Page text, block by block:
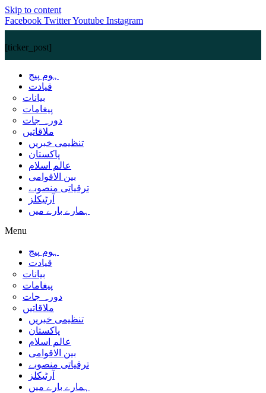
Skip to content
Facebook TwitterYoutube Instagram
[ticker_post]
ہوم پیج
قیادت
بیانات
پیغامات
دورہ جات
ملاقاتیں
تنظیمی خبریں
پاکستان
عالم اسلام
بین الاقوامی
ترقیاتی منصوبے
آرٹیکلز
ہمارے بارے میں
Menu
ہوم پیج
قیادت
بیانات
پیغامات
دورہ جات
ملاقاتیں
تنظیمی خبریں
پاکستان
عالم اسلام
بین الاقوامی
ترقیاتی منصوبے
آرٹیکلز
ہمارے بارے میں